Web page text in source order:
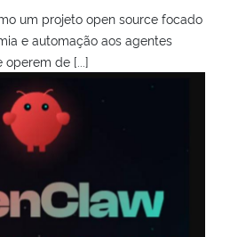
um projeto open source focado
e automação aos agentes
de [...]